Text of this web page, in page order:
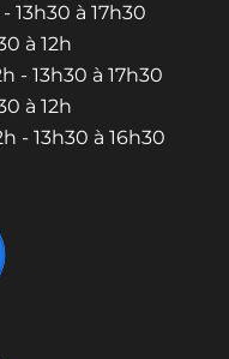
13h30 à 17h30
à 12h
- 13h30 à 17h30
à 12h
- 13h30 à 16h30